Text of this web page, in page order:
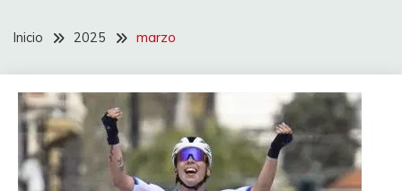
Inicio 2025 marzo